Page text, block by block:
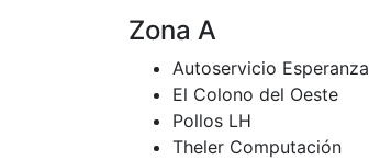
Zona A
Autoservicio Esperanza
El Colono del Oeste
Pollos LH
Theler Computación